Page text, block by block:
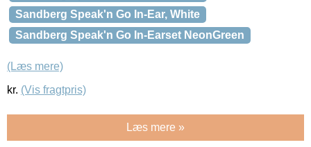
Sandberg Speak'n Go In-Ear, White
Sandberg Speak'n Go In-Earset NeonGreen
(Læs mere)
kr. (Vis fragtpris)
Læs mere »